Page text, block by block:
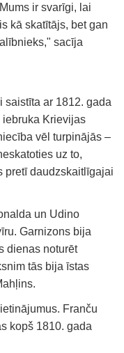
ir svarīgi, lai
kā skatītājs, bet gan
sacīja
saistīta ar 1812. gada
Krievijas
vēl turpinājās –
uz to,
pretī daudzskaitlīgajai
un Udino
Garnizons bija
dienas noturēt
tās bija īstas
Franču
kopš 1810. gada